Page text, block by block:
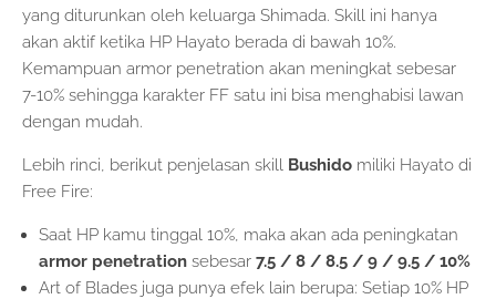
yang diturunkan oleh keluarga Shimada. Skill ini hanya
akan aktif ketika HP Hayato berada di bawah 10%.
Kemampuan armor penetration akan meningkat sebesar
7-10% sehingga karakter FF satu ini bisa menghabisi lawan
dengan mudah.
Lebih rinci, berikut penjelasan skill Bushido miliki Hayato di
Free Fire:
Saat HP kamu tinggal 10%, maka akan ada peningkatan
armor penetration sebesar 7.5 / 8 / 8.5 / 9 / 9.5 / 10%
Art of Blades juga punya efek lain berupa: Setiap 10% HP